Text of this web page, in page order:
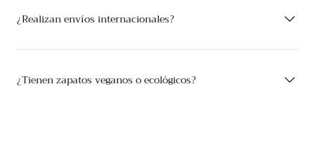
¿Realizan envíos internacionales?
¿Tienen zapatos veganos o ecológicos?